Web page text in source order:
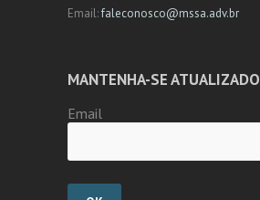
Email:faleconosco@mssa.adv.br
MANTENHA-SE ATUALIZADO
Email